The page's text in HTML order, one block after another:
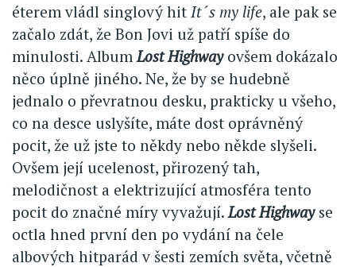
éterem vládl singlový hit It´s my life, ale pak se
začalo zdát, že Bon Jovi už patří spíše do
minulosti. Album Lost Highwayovšem dokázalo
něco úplně jiného. Ne, že by se hudebně
jednalo o převratnou desku, prakticky u všeho,
co na desce uslyšíte, máte dost oprávněný
pocit, že už jste to někdy nebo někde slyšeli.
Ovšem její ucelenost, přirozený tah,
melodičnost a elektrizující atmosféra tento
pocit do značné míry vyvažují. Lost Highwayse
octla hned první den po vydání na čele
albových hitparád v šesti zemích světa, včetně